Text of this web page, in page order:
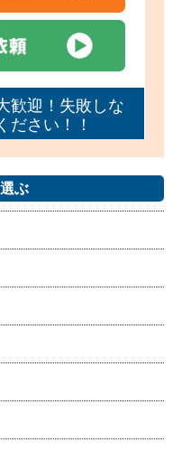
歓迎！失敗しな
ださい！！
ぶ